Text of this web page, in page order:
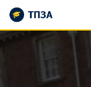
Skip
content